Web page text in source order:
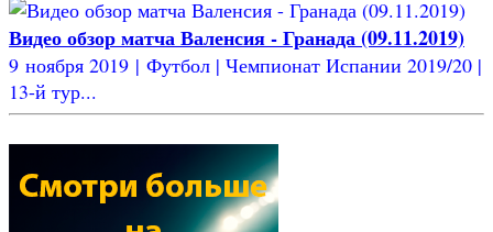
Видео обзор матча Валенсия - Гранада (09.11.2019)
9 ноября 2019 | Футбол | Чемпионат Испании 2019/20 |
13-й тур...